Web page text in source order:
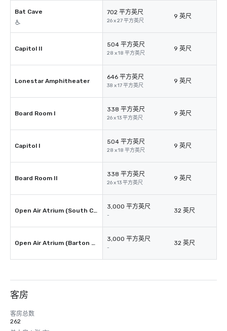
Bat Cave 702 平方英尺
26 x 27 平方英尺
9 英尺
Capitol II
504 平方英尺
28 x 18 平方英尺
9 英尺
Lonestar Amphitheater
646 平方英尺
38 x 17 平方英尺
9 英尺
Board Room I
338 平方英尺
26 x 13 平方英尺
9 英尺
Capitol I
504 平方英尺
28 x 18 平方英尺
9 英尺
Board Room II
338 平方英尺
26 x 13 平方英尺
9 英尺
Open Air Atrium (South Congress)
3,000 平方英尺
-
32 英尺
Open Air Atrium (Barton Springs)
3,000 平方英尺
-
32 英尺
客房
客房总数
262